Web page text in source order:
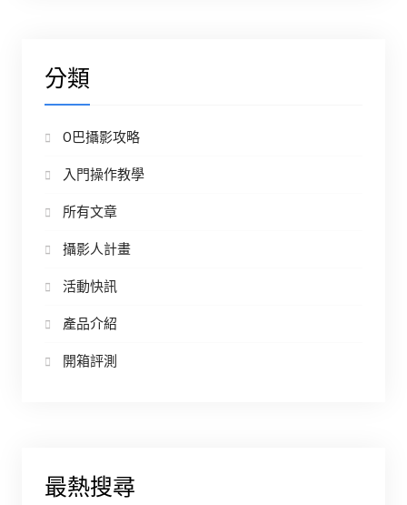
分類
O巴攝影攻略
入門操作教學
所有文章
攝影人計畫
活動快訊
產品介紹
開箱評測
最熱搜尋